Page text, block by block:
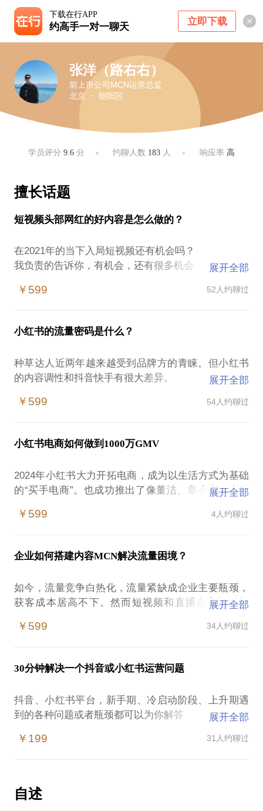
下载在行APP
约高手一对一聊天 立即下载
张洋（路右右）
前上市公司MCN运营总监
北京 ・ 朝阳区
学员评分9.6 分 约聊人数 183 人 响应率 高
擅长话题
短视频头部网红的好内容是怎么做的？
在2021年的当下入局短视频还有机会吗？
我负责的告诉你，有机会，还有很多机会
只有一个方式，就是【做好内容】
对于账号从0-1、1-100的运营过程中出现的困难我都
经历过，很多大号也向MCN求助
最大的难题就是账号粉丝的增长瓶颈
很多课程都在教大家技法，天天去研究平台算法、账
但是在2021年的当下，你做的内容为什么没人看？
只有做出差异化的好内容，才能满足平台上越来越挑
我将把数年积累的内容制作方法论与你分享
基础的账号，都会对你有帮助
围绕下面6个方向展开
2、内容制作 （耳目一新的选题、内容创作方法论、
3、内容多元化（持续输出的能力、拓宽商业化路径方
式）
4、IP孵化 （提升粘性与全网影响力）
5、数据分析（数据分析、受众心理分析、创作者心理
展开全部
￥599 52人约聊过
小红书的流量密码是什么？
种草达人近两年越来越受到品牌方的青睐。但小红书
的内容调性和抖音快手有很大差异。
有些朋友经常会问：同样的内容，在抖快上有不错的
发上去的内容连基础推荐量都没有？
如何去做更好的种草转化？
你好，我是孵化过诸多百万级账号的右右
究竟小红书平台要怎么做才能撬动更大的流量？成为
种草达人？本话题会围绕一个核心：如何做好小红书
※运营
小红书相比抖快定位更重要
你的流量差在哪？
小红书上的内容该怎么做？
种草达人应该注意些什么
如何部署账号的商业化进程
展开全部
￥599 54人约聊过
小红书电商如何做到1000万GMV
2024年小红书大力开拓电商，成为以生活方式为基础
的“买手电商”。也成功推出了像董洁、章小惠、张静
手电商应该怎么做？我的品牌应该如何布局小红书电
头部小红书艺人及达人账号
如：王鸥（粉丝百万）、张静初（短视频及电商，粉
丝百万）、白冰、Cindy范丽娜、孟庭苇等
希望我的经验可以帮助你，加速小红书电商的布局
本话题主要围绕种草、运营、内容、商销、私域等维
·素人/达人如何进行笔记化的电商转型？
·做出高GMV小红书电商的关键要素？
展开全部
￥599 4人约聊过
企业如何搭建内容MCN解决流量困境？
如今，流量竞争白热化，流量紧缺成企业主要瓶颈，
获客成本居高不下。然而短视频和直播在市场引起
企业怎样通过短视频账号来降低拉新成本，获得更精
如何孵化适合自己的IP，搭建内部MCN，从而矩阵规
模化，带来更大的转化和收益？
在本话题下我可以帮到你这些：
1、如何围绕我的产品或者企业建立短视频账号or矩
4、企业如何孵化自己的MCN部门？（运营机制、团
展开全部
￥599 34人约聊过
30分钟解决一个抖音或小红书运营问题
抖音、小红书平台，新手期、冷启动阶段、上升期遇
到的各种问题或者瓶颈都可以为你解答
让你不在内耗、无从下手
1、账号定位、价值主张？
2、冷启动阶段如何撬动流量？
展开全部
￥199 31人约聊过
自述